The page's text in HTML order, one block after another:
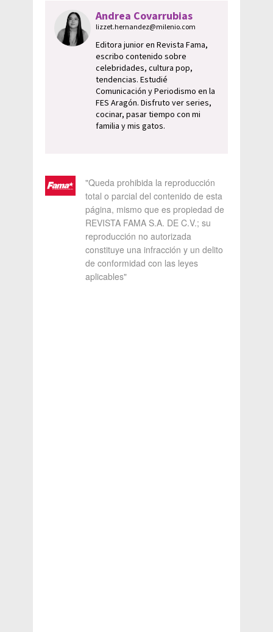
Andrea Covarrubias
lizzet.hernandez@milenio.com
Editora junior en Revista Fama,
escribo contenido sobre
celebridades, cultura pop,
tendencias. Estudié
Comunicación y Periodismo en la
FES Aragón. Disfruto ver series,
cocinar, pasar tiempo con mi
familia y mis gatos.
"Queda prohibida la reproducción
total o parcial del contenido de esta
página, mismo que es propiedad de
REVISTA FAMA S.A. DE C.V.; su
reproducción no autorizada
constituye una infracción y un delito
de conformidad con las leyes
aplicables"